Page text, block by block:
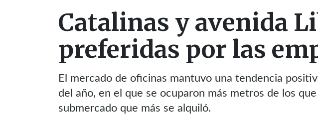
Catalinas y avenida
preferidas por las
El mercado de oficinas mantuvo una tendencia
del año, en el que se ocuparon más metros de los
submercado que más se alquiló.